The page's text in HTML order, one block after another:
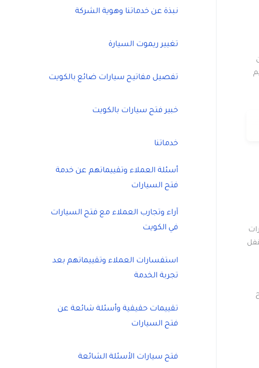
نبذة عن خدماتنا وهوية الشركة
تغيير ريموت السيارة
تفصيل مفاتيح سيارات ضائع بالكويت
خبير فتح سيارات بالكويت
خدماتنا
أسئلة العملاء وتقييماتهم عن خدمة
فتح السيارات
آراء وتجارب العملاء مع فتح السيارات
في الكويت
استفسارات العملاء وتقييماتهم بعد
تجربة الخدمة
تقييمات حقيقية وأسئلة شائعة عن
فتح السيارات
فتح سيارات الأسئلة الشائعة